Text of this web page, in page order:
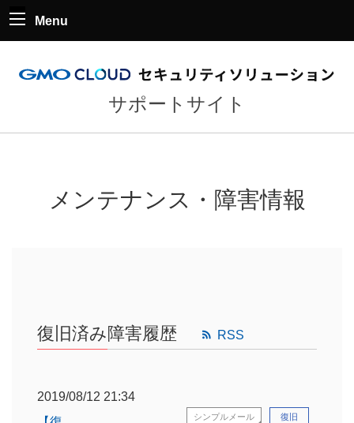
Menu
サポートサイト
メンテナンス・障害情報
復旧済み障害履歴 RSS
2019/08/12 21:34
復旧
シンプルメール